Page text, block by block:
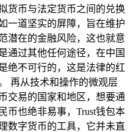
货币与法定货币之间的兑换
一道坚实的屏障，旨在维护
潜在的金融风险，这也就意
通过其他任何途径，在中国
绝不可行的，这是法律的红
再从技术和操作的微观层
交易的国家和地区，想要通
币也绝非易事，Trust钱包本
数字货币的工具，它并未直